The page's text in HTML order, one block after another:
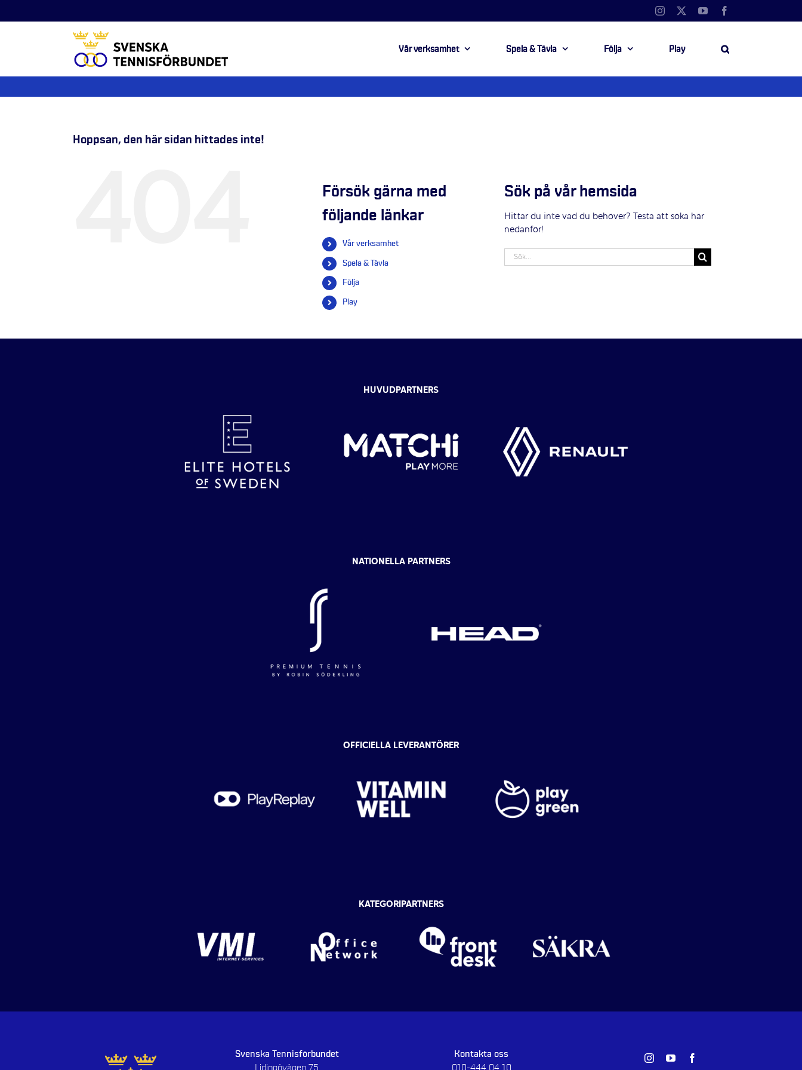
till
Instagram YouTube
Vår verksamhet Spela & Tävla Följa Play
Hoppsan, den här sidan hittades inte!
Försök gärna med
följande länkar
Vår verksamhet
Spela & Tävla
Följa
Play
Sök på vår hemsida
Hittar du inte vad du behöver? Testa att söka här
nedanför!
Sök
efter:
HUVUDPARTNERS
NATIONELLA PARTNERS
OFFICIELLA LEVERANTÖRER
KATEGORIPARTNERS
Svenska Tennisförbundet
Lidingövägen 75
Kontakta oss
010-444 04 10